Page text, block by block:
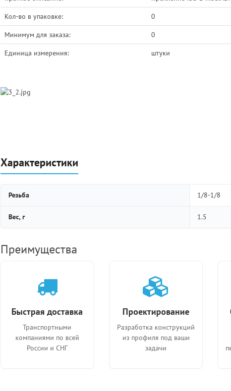
Кол-во в упаковке: 0
Минимум для заказа: 0
Единица измерения: штуки
Характеристики
Резьба 1/8-1/8
Вес, г 1.5
Преимущества
Быстрая доставка
Транспортными
компаниями по всей
России и СНГ
Проектирование
Разработка конструкций
из профиля под ваши
задачи